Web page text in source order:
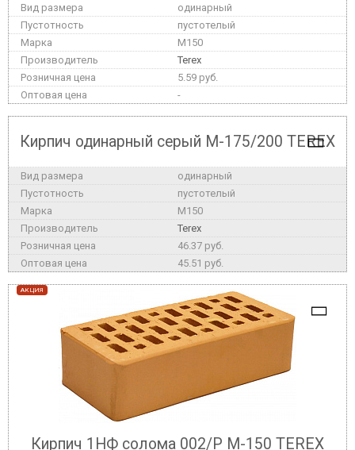
одинарный
пустотелый
M150
Terex
5.59 руб.
-
Кирпич одинарный серый М-175/200 TEREX
одинарный
пустотелый
M150
Terex
46.37 руб.
45.51 руб.
АКЦИЯ
Кирпич 1НФ солома 002/Р М-150 TEREX